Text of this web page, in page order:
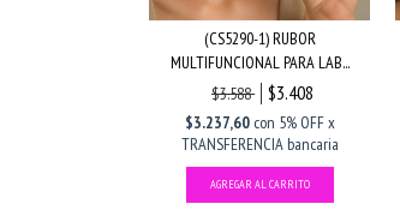
(CS5290-1) RUBOR
MULTIFUNCIONAL PARA LAB...
$3.588
$3.408
$3.237,60 con 5% OFF x
TRANSFERENCIA bancaria